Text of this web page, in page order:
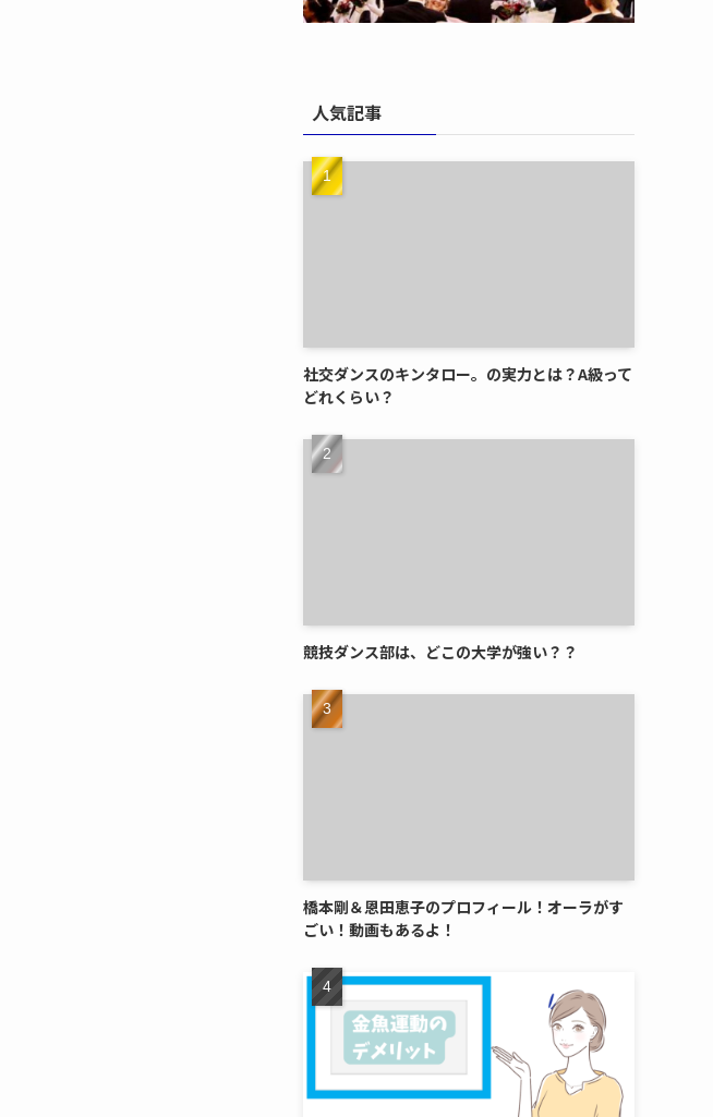
人気記事
社交ダンスのキンタロー。の実力とは？A級って
どれくらい？
競技ダンス部は、どこの大学が強い？？
橋本剛＆恩田恵子のプロフィール！オーラがす
ごい！動画もあるよ！